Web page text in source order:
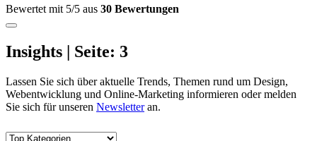
Bewertet mit 5/5 aus 30 Bewertungen
Insights | Seite: 3
Lassen Sie sich über aktuelle Trends, Themen rund um Design,
Webentwicklung und Online-Marketing informieren oder melden
Sie sich für unseren Newsletteran.